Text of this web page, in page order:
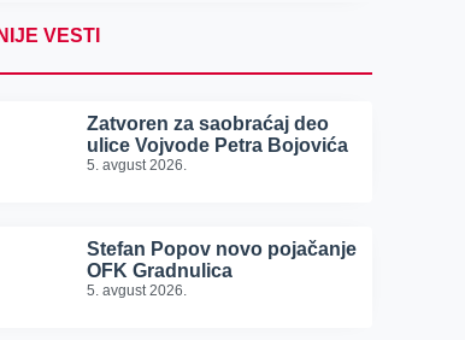
VESTI
Zatvoren za saobraćaj deo
ulice Vojvode Petra Bojovića
5. avgust 2026.
Stefan Popov novo pojačanje
OFK Gradnulica
5. avgust 2026.